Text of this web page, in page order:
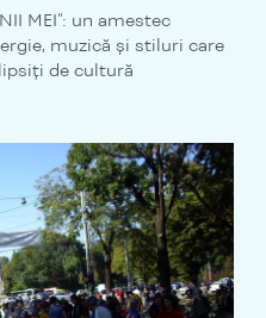
MEI": un amestec
muzică și stiluri care
de cultură